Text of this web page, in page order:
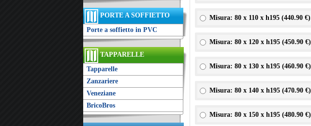
PORTE A SOFFIETTO
Porte a soffietto in PVC
TAPPARELLE
Tapparelle
Zanzariere
Veneziane
BricoBros
Misura: 80 x 110 x h195 (440.90 €)
Misura: 80 x 120 x h195 (450.90 €)
Misura: 80 x 130 x h195 (460.90 €)
Misura: 80 x 140 x h195 (470.90 €)
Misura: 80 x 150 x h195 (480.90 €)